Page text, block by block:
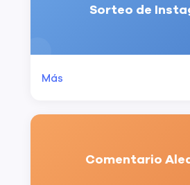
Sorteo de
Más
Comentario